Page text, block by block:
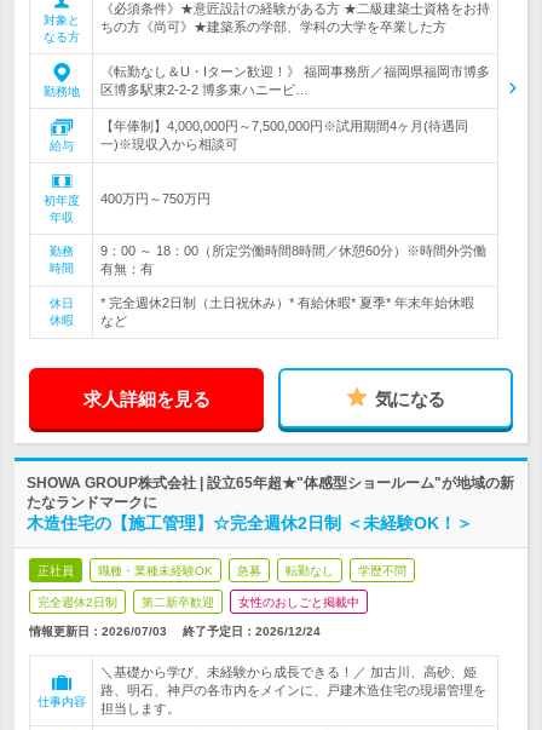
対象と
なる方
《必須条件》★意匠設計の経験がある方 ★二級建築士資格をお持
ちの方《尚可》★建築系の学部、学科の大学を卒業した方
勤務地
《転勤なし＆U・Iターン歓迎！》 福岡事務所／福岡県福岡市博多
区博多駅東2-2-2 博多東ハニービ…
給与
【年俸制】4,000,000円～7,500,000円※試用期間4ヶ月(待遇同
一)※現収入から相談可
初年度
年収
400万円～750万円
勤務
時間
9：00 ～ 18：00（所定労働時間8時間／休憩60分）※時間外労働
有無：有
休日
休暇
* 完全週休2日制（土日祝休み）* 有給休暇* 夏季* 年末年始休暇
など
求人詳細を見る 気になる
SHOWA GROUP株式会社 | 設立65年超★"体感型ショールーム"が地域の新
たなランドマークに
木造住宅の【施工管理】☆完全週休2日制 ＜未経験OK！＞
正社員 職種・業種未経験OK 急募 転勤なし 学歴不問
完全週休2日制 第二新卒歓迎 女性のおしごと掲載中
情報更新日：2026/07/03 終了予定日： 2026/12/24
仕事内容
＼基礎から学び、未経験から成長できる！／ 加古川、高砂、姫
路、明石、神戸の各市内をメインに、戸建木造住宅の現場管理を
担当します。